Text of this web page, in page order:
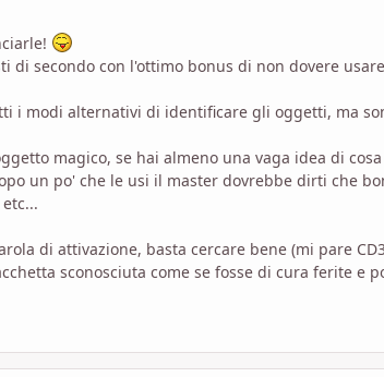
secondo con l'ottimo bonus di non dovere
i modi alternativi di identificare gli oggetti, ma
magico, se hai almeno una vaga idea di
un po' che le usi il master dovrebbe dirti che
di attivazione, basta cercare bene (mi pare
sconosciuta come se fosse di cura ferite e